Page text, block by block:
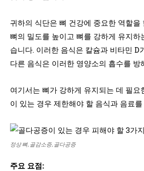
귀하의 식단은 뼈 건강에 중요한 역할을
뼈의 밀도를 높이고 뼈를 강하게 유지하
습니다. 이러한 음식은 칼슘과 비타민 D
다른 음식은 이러한 영양소의 흡수를 방
여기서는 뼈가 강하게 유지되는 데 필요
이 있는 경우 제한해야 할 음식과 음료
정상 뼈, 골감소증, 골다공증
주요 요점: